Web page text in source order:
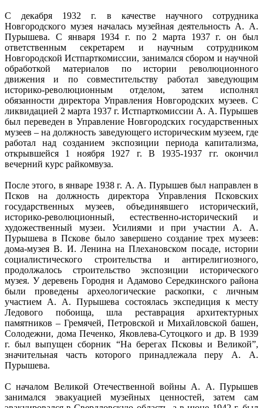
С декабря 1932 г. в качестве научного сотрудника
Новгородского музея началась музейная деятельность А. А.
Пурышева. С января 1934 г. по 2 марта 1937 г. он был
ответственным секретарем и научным сотрудником
Новгородской Истпарткомиссии, занимался сбором и научной
обработкой материалов по истории революционного
движения и по совместительству работал заведующим
историко-революционным отделом, затем исполнял
обязанности директора Управления Новгородских музеев. С
ликвидацией 2 марта 1937 г. Истпарткомиссии А. А. Пурышев
был переведен в Управление Новгородских государственных
музеев – на должность заведующего историческим музеем, где
работал над созданием экспозиции периода капитализма,
открывшейся 1 ноября 1927 г. В 1935-1937 гг. окончил
вечерний курс райкомвуза.
После этого, в январе 1938 г. А. А. Пурышев был направлен в
Псков на должность директора Управления Псковских
государственных музеев, объединявшего исторический,
историко-революционный, естественно-исторический и
художественный музеи. Усилиями и при участии А. А.
Пурышева в Пскове было завершено создание трех музеев:
дома-музея В. И. Ленина на Плехановском посаде, истории
социалистического строительства и антирелигиозного,
продолжалось строительство экспозиции исторического
музея. У деревень Городня и Адамово Середкинского района
были проведены археологические раскопки, с личным
участием А. А. Пурышева состоялась экспедиция к месту
Ледового побоища, шла реставрация архитектурных
памятников – Гремячей, Петровской и Михайловской башен,
Солодежни, дома Печенко, Яковлева-Сутоцкого и др. В 1939
г. был выпущен сборник “На берегах Псковы и Великой”,
значительная часть которого принадлежала перу А. А.
Пурышева.
С началом Великой Отечественной войны А. А. Пурышев
занимался эвакуацией музейных ценностей, затем сам